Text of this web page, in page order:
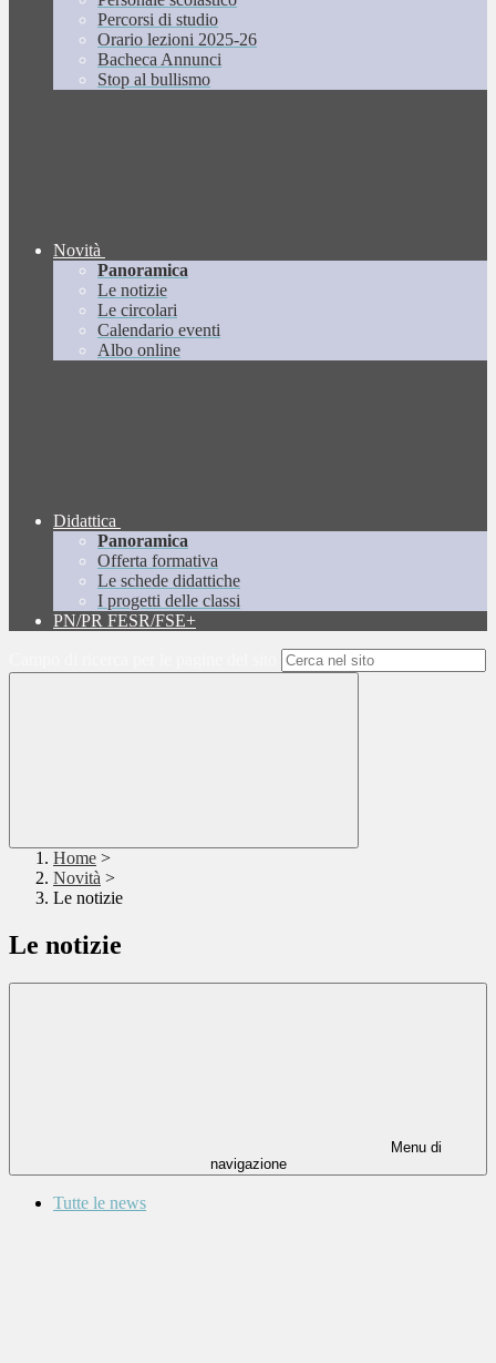
Percorsi di studio
Orario lezioni 2025-26
Bacheca Annunci
Stop al bullismo
Novità
Panoramica
Le notizie
Le circolari
Calendario eventi
Albo online
Didattica
Panoramica
Offerta formativa
Le schede didattiche
I progetti delle classi
PN/PR FESR/FSE+
Home >
Novità >
Le notizie
Le notizie
Menu di
navigazione
Tutte le news